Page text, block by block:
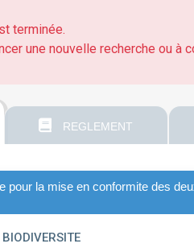
terminée.
une nouvelle recherche ou
REGLEMENT
pour la mise en conformite des